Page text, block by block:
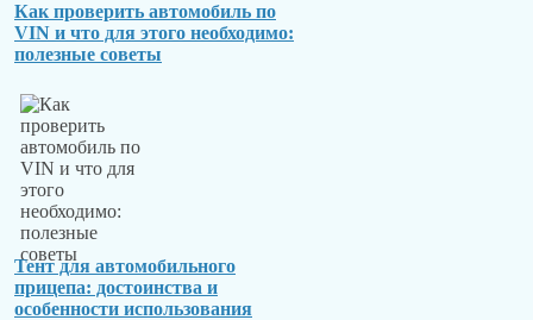
Как проверить автомобиль по
VIN и что для этого необходимо:
полезные советы
Тент для автомобильного
прицепа: достоинства и
особенности использования